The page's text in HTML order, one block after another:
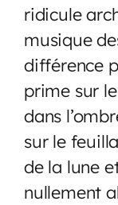
ridicule
musique
différence
prime sur
dans
sur le
de la lune
nullement